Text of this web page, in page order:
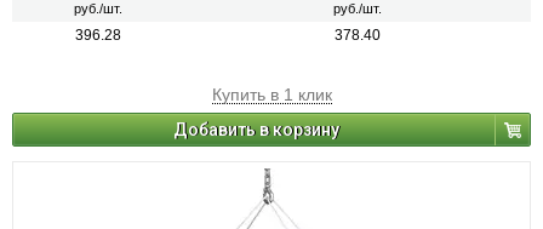
руб./шт. руб./шт.
396.28 378.40
Купить в 1 клик
Добавить в корзину